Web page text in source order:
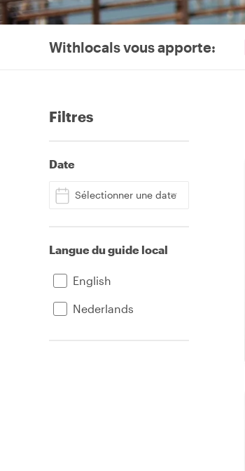
Withlocals vous apporte:
Filtres
Date
Sélectionner une date
Langue du guide local
English
Nederlands